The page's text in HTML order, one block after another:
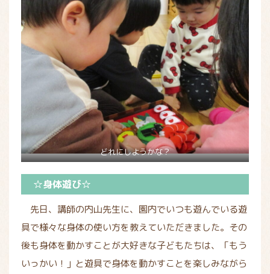
どれにしようかな？
☆身体遊び☆
先日、講師の内山先生に、園内でいつも遊んでいる遊
具で様々な身体の使い方を教えていただきました。その
後も身体を動かすことが大好きな子どもたちは、「もう
いっかい！」と遊具で身体を動かすことを楽しみながら